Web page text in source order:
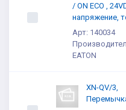
/ ON ECO ,
напряжение,
Арт: 140034
EATON
XN-QV/3,